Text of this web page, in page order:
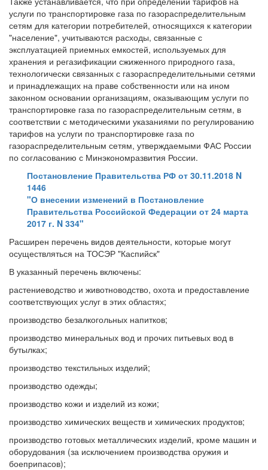
услуги по транспортировке газа по газораспределительным
сетям для категории потребителей, относящихся к категории
"население", учитываются расходы, связанные с
эксплуатацией приемных емкостей, используемых для
хранения и регазификации сжиженного природного газа,
технологически связанных с газораспределительными сетями
и принадлежащих на праве собственности или на ином
законном основании организациям, оказывающим услуги по
транспортировке газа по газораспределительным сетям, в
соответствии с методическими указаниями по регулированию
тарифов на услуги по транспортировке газа по
газораспределительным сетям, утверждаемыми ФАС России
по согласованию с Минэкономразвития России.
Постановление Правительства РФ от 30.11.2018 N
1446
"О внесении изменений в Постановление
Правительства Российской Федерации от 24 марта
2017 г. N 334"
Расширен перечень видов деятельности, которые могут
осуществляться на ТОСЭР "Каспийск"
В указанный перечень включены:
растениеводство и животноводство, охота и предоставление
соответствующих услуг в этих областях;
производство безалкогольных напитков;
производство минеральных вод и прочих питьевых вод в
бутылках;
производство текстильных изделий;
производство одежды;
производство кожи и изделий из кожи;
производство химических веществ и химических продуктов;
производство готовых металлических изделий, кроме машин и
оборудования (за исключением производства оружия и
боеприпасов);